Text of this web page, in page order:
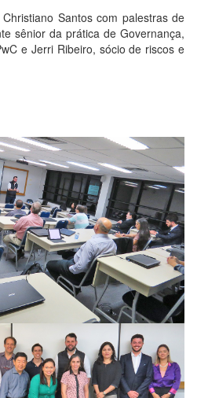
Santos com palestras de
sênior da prática de Governança,
e Jerri Ribeiro, sócio de riscos e